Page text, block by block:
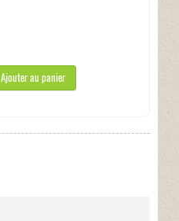
Ajouter au panier